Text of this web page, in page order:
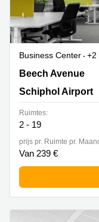
Business Center
+2
Beech Avenue 54-
Beech Avenue
Schiphol Airport
Ruimtes:
2 - 19
prijs pr. Ruimte pr.
Van 239 €